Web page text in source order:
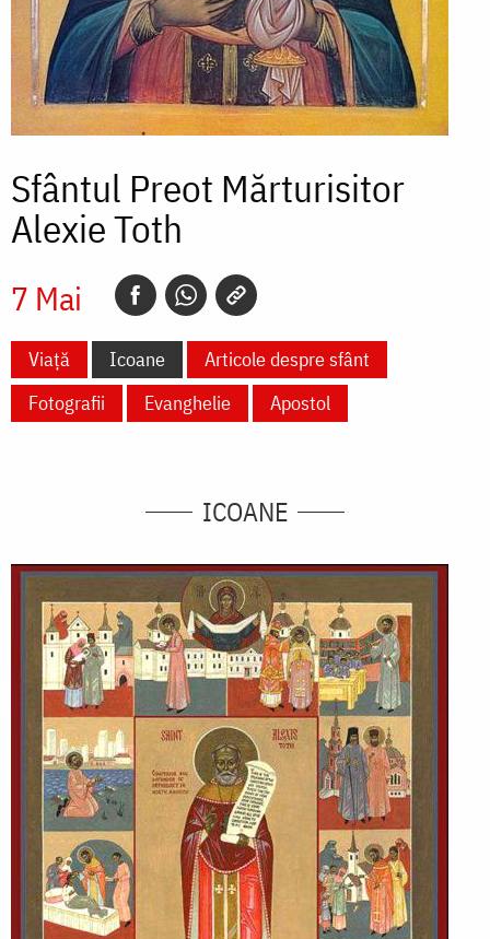
Sfântul Preot Mărturisitor
Alexie Toth
7 Mai
Viață Icoane
Articole despre sfânt
Fotografii
Evanghelie Apostol
ICOANE